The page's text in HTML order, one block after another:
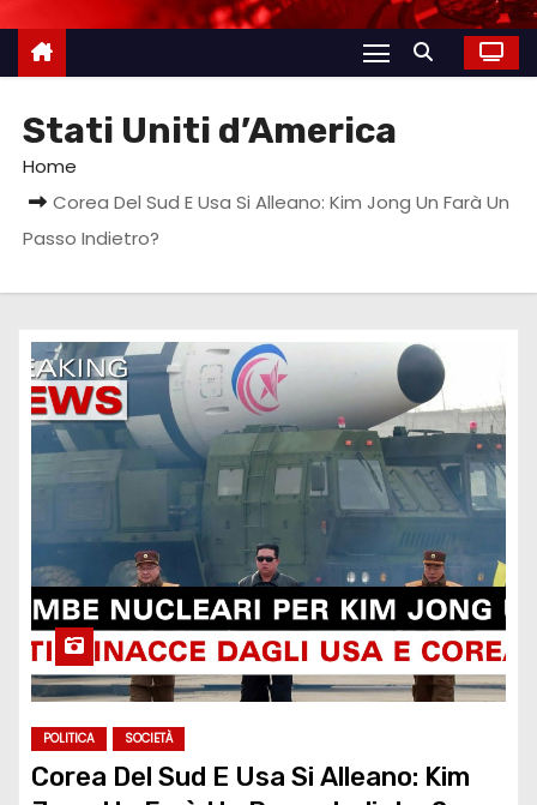
Stati Uniti d’America
Home
Corea Del Sud E Usa Si Alleano: Kim Jong Un Farà Un
Passo Indietro?
POLITICA SOCIETÀ
Corea Del Sud E Usa Si Alleano: Kim